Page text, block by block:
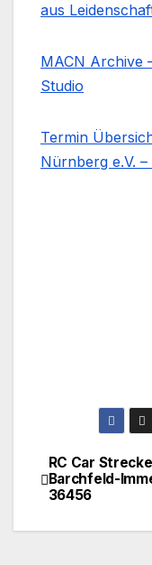
aus
MACN Archive
Studio
Termin
Nürnberg e.V.
RC Car Strecke
Barchfeld-
36456